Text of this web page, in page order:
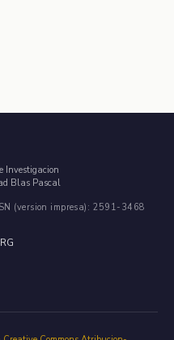
Investigacion
Blas Pascal
(version impresa): 2591-3468